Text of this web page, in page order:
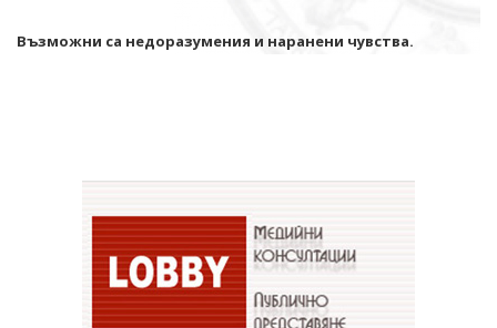
Възможни са недоразумения и наранени чувства.